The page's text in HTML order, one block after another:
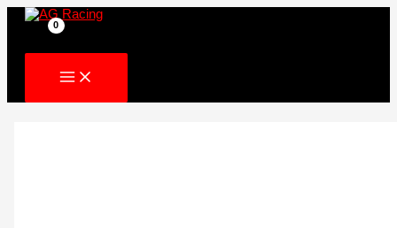
Skip